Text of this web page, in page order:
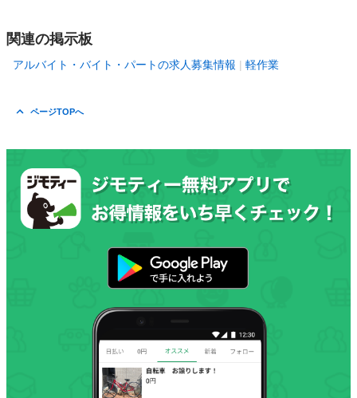
関連の掲示板
アルバイト・バイト・パートの求人募集情報 軽作業
ページTOPへ